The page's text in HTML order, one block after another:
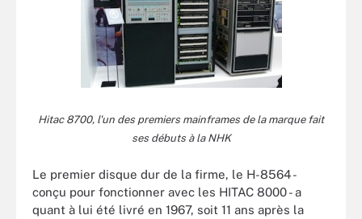
Hitac 8700, l'un des premiers mainframes de la marque fait
ses débuts à la NHK
Le premier disque dur de la firme, le H-8564 -
conçu pour fonctionner avec les HITAC 8000 - a
quant à lui été livré en 1967, soit 11 ans après la